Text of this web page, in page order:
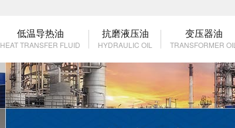
低温导热油
HEAT TRANSFER FLUID
抗磨液压油
HYDRAULIC OIL
变压器油
TRANSFORMER OIL